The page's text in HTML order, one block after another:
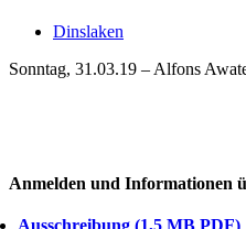
Dinslaken
Sonntag, 31.03.19 – Alfons
Anmelden und Informationen
Ausschreibung (1,5 MB PDF)